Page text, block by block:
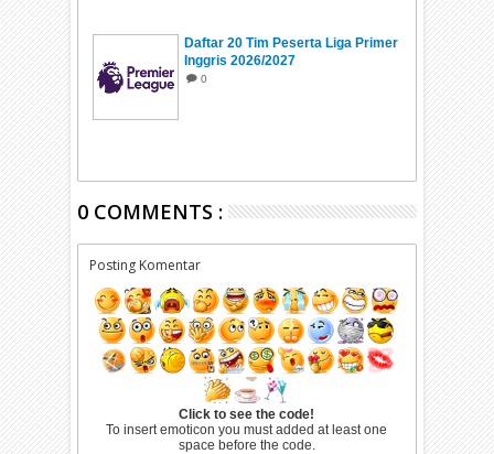
Daftar 20 Tim Peserta Liga Primer
Inggris 2026/2027
0
0 COMMENTS :
Posting Komentar
Click to see the code!
To insert emoticon you must added at least one
space before the code.